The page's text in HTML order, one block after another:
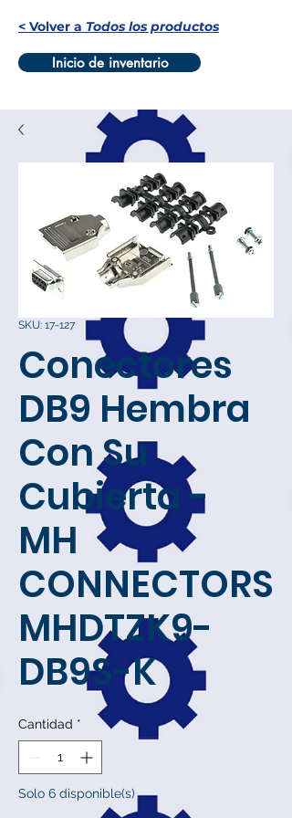
< Volver a Todos los productos
Inicio de inventario
SKU: 17-127
Conectores
DB9 Hembra
Con Su
Cubierta -
MH
CONNECTORS
MHDTZK9-
DB9S-K
Cantidad *
Solo 6 disponible(s)